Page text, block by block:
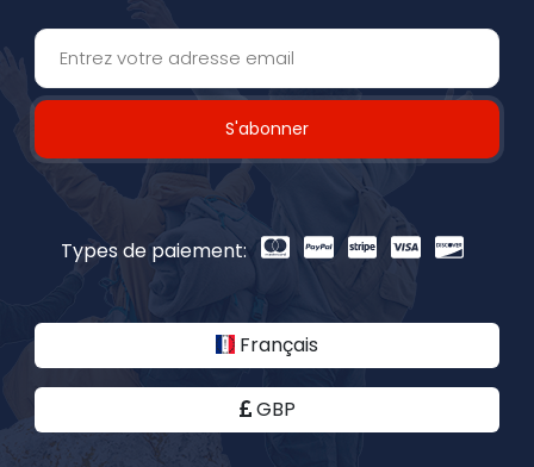
S'abonner
Types de paiement:
Français
GBP